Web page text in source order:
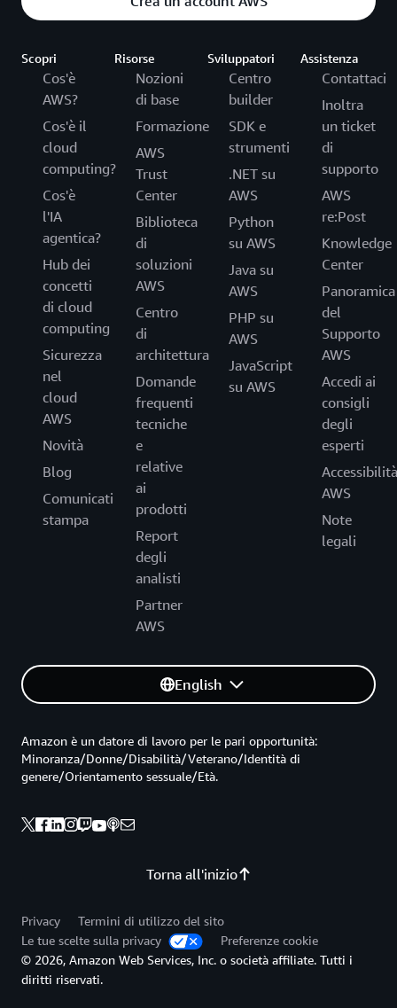
Scopri
Cos'è
AWS?
Cos'è il
cloud
computing?
Cos'è
l'IA
agentica?
Hub dei
concetti
di cloud
computing
Sicurezza
nel
cloud
AWS
Novità
Blog
Comunicati
stampa
Risorse
Nozioni
di base
Formazione
AWS
Trust
Center
Biblioteca
di
soluzioni
AWS
Centro
di
architettura
Domande
frequenti
tecniche
e
relative
ai
prodotti
Report
degli
analisti
Partner
AWS
Sviluppatori
Centro
builder
SDK e
strumenti
.NET su
AWS
Python
su AWS
Java su
AWS
PHP su
AWS
JavaScript
su AWS
Assistenza
Contattaci
Inoltra
un ticket
di
supporto
AWS
re:Post
Knowledge
Center
Panoramica
del
Supporto
AWS
Accedi ai
consigli
degli
esperti
Accessibilità
AWS
Note
legali
English
Torna all'inizio
Amazon è un datore di lavoro per le pari opportunità:
Minoranza/Donne/Disabilità/Veterano/Identità di
genere/Orientamento sessuale/Età.
Privacy
Termini di utilizzo del sito
Le tue scelte sulla privacy
Preferenze cookie
© 2026, Amazon Web Services, Inc. o società affiliate. Tutti i
diritti riservati.